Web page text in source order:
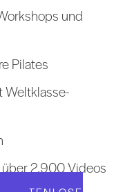
und
Pilates
Weltklasse-
2.900 Videos